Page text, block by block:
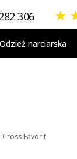
306 ★
Odzież narciarska
Cross Favorit